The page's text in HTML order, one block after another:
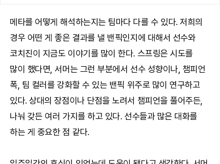
메타를 어떻게 해석하는지는 팀마다 다를 수 있다. 저희의
경우 어떤 게 좋은 결과를 낼 밴픽인지에 대해서 선수와
코치진이 지금도 이야기를 많이 한다. 스프링은 시도를
많이 했다면, 서머는 그런 부분에서 선수 성향이나, 챔피언
폭, 팀 컬러를 강화할 수 있는 밴픽 위주로 많이 연구하고
있다. 상대의 장점이나 단점을 노려서 챔피언을 풀어주든,
나눠 갖든 여러 가지를 하고 있다. 선수들과 많은 대화를
하는 게 중요한 점 같다.